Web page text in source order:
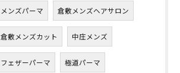
メンズパーマ 倉敷メンズヘアサロン
倉敷メンズカット 中庄メンズ
フェザーパーマ 極道パーマ